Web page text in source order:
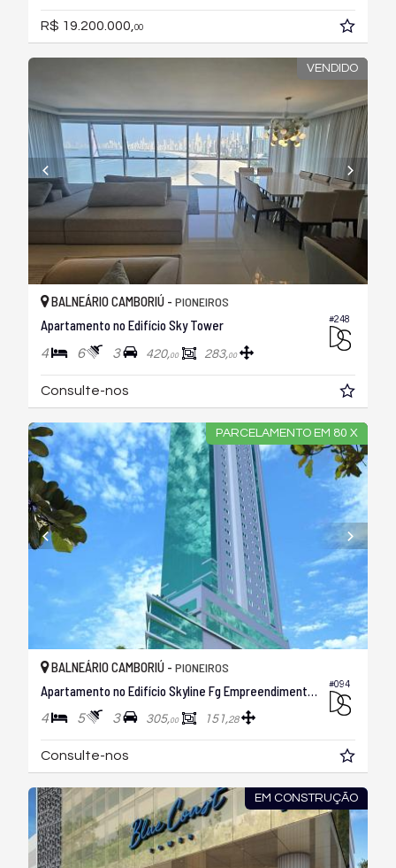
R$ 19.200.000, 00
VENDIDO
#248
BALNEÁRIO CAMBORIÚ - PIONEIROS
Apartamento no Edifício Sky Tower
4 6 3 420,00 283,00
Consulte-nos
PARCELAMENTO EM 80 X
#094
BALNEÁRIO CAMBORIÚ - PIONEIROS
Apartamento no Edifício Skyline Fg Empreendimentos
4 5 3 305,00 151,28
Consulte-nos
EM CONSTRUÇÃO